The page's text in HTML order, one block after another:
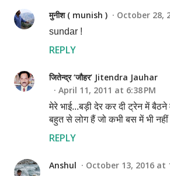
मुनीश ( munish ) October 28,
sundar !
REPLY
जितेन्द्र ‘जौहर’ Jitendra Jauhar
April 11, 2011 at 6:38 PM
मेरे भाई...बड़ी देर कर दी ट्रेन में
बहुत से लोग हैं जो कभी बस में भी
REPLY
Anshul October 13, 2016 at